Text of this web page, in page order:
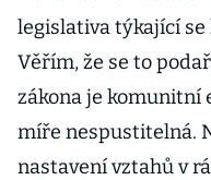
legislativa týkající
Věřím, že se to
zákona je komunitní
míře nespustitelná.
nastavení vztahů v